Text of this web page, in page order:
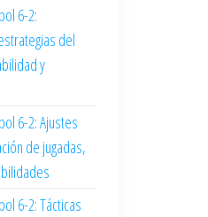
6-2:
del
y
6-2: Ajustes
de jugadas,
6-2: Tácticas